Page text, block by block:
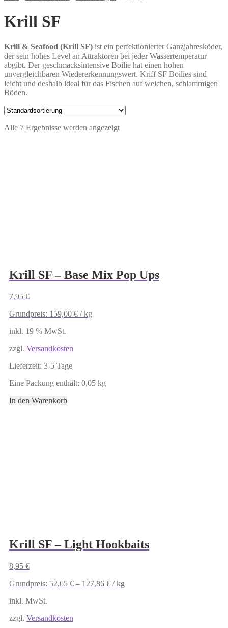
Krill SF
Krill & Seafood (Krill SF) ist ein perfektionierter Ganzjahresköder,
der sein hohes Level an Attraktoren bei jeder Wassertemperatur
abgibt. Der geschmacksintensive Boilie hat einen hohen
unvergleichbaren Wiedererkennungswert. Kriff SF Boilies sind
leicht und deshalb ideal für das Fischen auf weichen, schlammigen
Böden.
Alle 7 Ergebnisse werden angezeigt
Krill SF – Base Mix Pop Ups
7,95 €
Grundpreis: 159,00 € /kg
inkl. 19 % MwSt.
zzgl. Versandkosten
Lieferzeit: 3-5 Tage
Eine Packung enthält: 0,05 kg
In den Warenkorb
Krill SF – Light Hookbaits
8,95 €
Grundpreis: 52,65 € – 127,86 € /kg
inkl. MwSt.
zzgl. Versandkosten